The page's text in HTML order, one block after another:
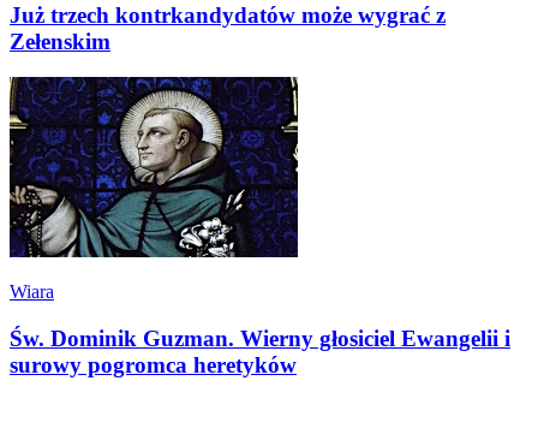
Już trzech kontrkandydatów może wygrać z
Zełenskim
Wiara
Św. Dominik Guzman. Wierny głosiciel Ewangelii i
surowy pogromca heretyków